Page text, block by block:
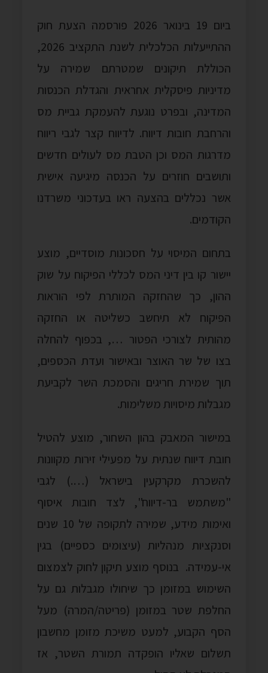
ביום 19 בינואר 2026 פורסמה הצעת חוק
ההתייעלות הכלכלית לשנת התקציב 2026,
הכוללת תיקונים שמטרתם שמירה על
מדיניות פיסקלית אחראית והגדלת הכנסות
המדינה, ובפרט נוגעת להעמקת גביית מס
והרחבת חובות דיווח. לדיווח קצר לגבי ריווח
מדרגות המס וכן הטבת מס לעולים חדשים
ותושבים חוזרים על הכנסה מיגיעה אישית
אשר נכללים בהצעה ראו בעדכוני משרדנו
הקודמים.
בתחום המיסוי על חסכונות מוסדיים, מוצע
יישור קו בין דיני המס לכללי הפיקוח על שוק
ההון, כך שהחזקה המותרת לפי הוראות
הפיקוח לא תיחשב כשליטה או החזקה
מהותית לצורכי הפטור …, בכפוף להחלה
בצו של שר האוצר ובאישור ועדת הכספים,
תוך שמירת חריגים והסמכת השר לקביעת
מגבלות מיסויות משלימות.
במישור המאבק בהון השחור, מוצע להטיל
חובת דיווח שנתית על מפעילי זירות מקוונות
להשכרת מקרקעין בישראל (….) לגבי
"משתמש בר-דיווח", לצד חובות איסוף
ואימות מידע, שמירה לתקופה של 10 שנים
וסנקציות מנהליות (עיצומים כספיים) בגין
אי-עמידה. בנוסף מוצע תיקון לחוק לצמצום
השימוש במזומן כך שיחולו מגבלות גם על
החלפת שטר במזומן (פריטה/המרה) מעל
הסף הקבוע, למעט משיכת מזומן מחשבון
תשלום שאליו הופקדה תמורת השטר, אז